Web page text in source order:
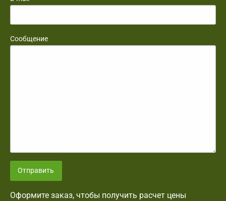
Сообщение
Отправить
Оформите заказ, чтобы получить расчет цены